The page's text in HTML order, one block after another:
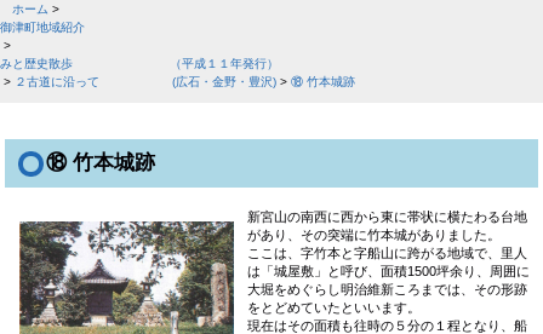
ホーム
御津町地域紹介
みと歴史散歩 （平成１１年発行）
２古道に沿って (広石・金野・豊沢)
⑱ 竹本城跡
⑱ 竹本城跡
新宮山の南西に西から東に帯状に横たわる台地
があり、その突端に竹本城がありました。
ここは、字竹本と字船山に跨がる地域で、里人
は「城屋敷」と呼び、面積1500坪余り、周囲に
大堀をめぐらし明治維新ころまでは、その形跡
をとどめていたといいます。
現在はその面積も往時の５分の１程となり、船